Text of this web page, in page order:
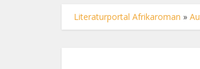
Literaturportal Afrikaroman »